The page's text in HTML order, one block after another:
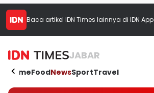
Baca artikel IDN Times lainnya di IDN App
JABAR
HomeFoodNewsSportTravel